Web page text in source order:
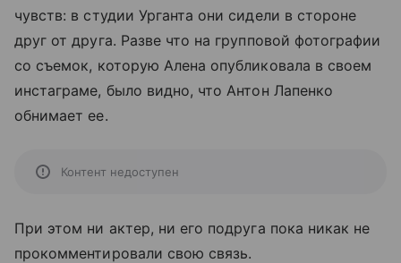
чувств: в студии Урганта они сидели в стороне
друг от друга. Разве что на групповой фотографии
со съемок, которую Алена опубликовала в своем
инстаграме, было видно, что Антон Лапенко
обнимает ее.
Контент недоступен
При этом ни актер, ни его подруга пока никак не
прокомментировали свою связь.